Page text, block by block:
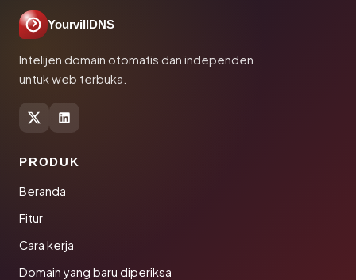
YourvillDNS
Intelijen domain otomatis dan independen
untuk web terbuka.
PRODUK
Beranda
Fitur
Cara kerja
Domain yang baru diperiksa